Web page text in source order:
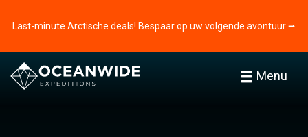
Last-minute Arctische deals! Bespaar op uw volgende avontuur ⭢
Menu